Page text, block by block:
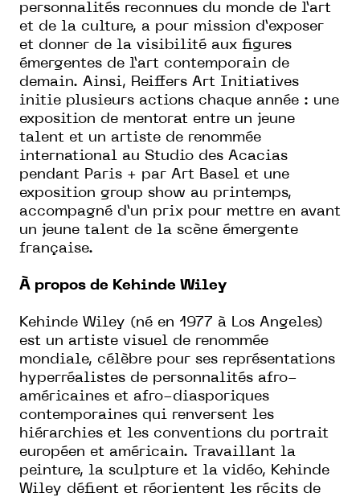
personnalités reconnues du monde de l’art
et de la culture, a pour mission d’exposer
et donner de la visibilité aux figures
émergentes de l’art contemporain de
demain. Ainsi, Reiffers Art Initiatives
initie plusieurs actions chaque année : une
exposition de mentorat entre un jeune
talent et un artiste de renommée
international au Studio des Acacias
pendant Paris + par Art Basel et une
exposition group show au printemps,
accompagné d’un prix pour mettre en avant
un jeune talent de la scène émergente
française.
À propos de Kehinde Wiley
Kehinde Wiley (né en 1977 à Los Angeles)
est un artiste visuel de renommée
mondiale, célèbre pour ses représentations
hyperréalistes de personnalités afro-
américaines et afro-diasporiques
contemporaines qui renversent les
hiérarchies et les conventions du portrait
européen et américain. Travaillant la
peinture, la sculpture et la vidéo, Kehinde
Wiley défient et réorientent les récits de